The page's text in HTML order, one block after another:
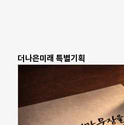
더나은미래 특별기획